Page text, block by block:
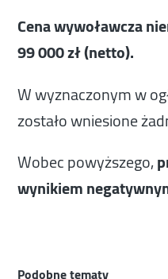
Cena wywoławcza
99 000 zł (netto).
W wyznaczonym w
zostało wniesione
Wobec powyższego,
wynikiem